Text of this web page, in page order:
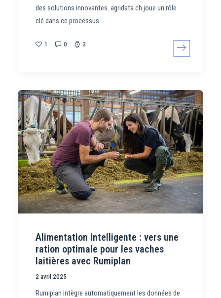
des solutions innovantes. agridata.ch joue un rôle
clé dans ce processus.
1 0 3
Alimentation intelligente : vers une
ration optimale pour les vaches
laitières avec Rumiplan
2 avril 2025
Rumiplan intègre automatiquement les données de